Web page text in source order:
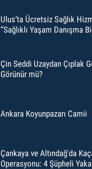
Ulus’ta Ücretsiz Sağlık
“Sağlıklı Yaşam Danışma
Çin Seddi Uzaydan Çıplak
Görünür mü?
Ankara Koyunpazarı Camii
Çankaya ve Altındağ'da
Operasyonu: 4 Şüpheli